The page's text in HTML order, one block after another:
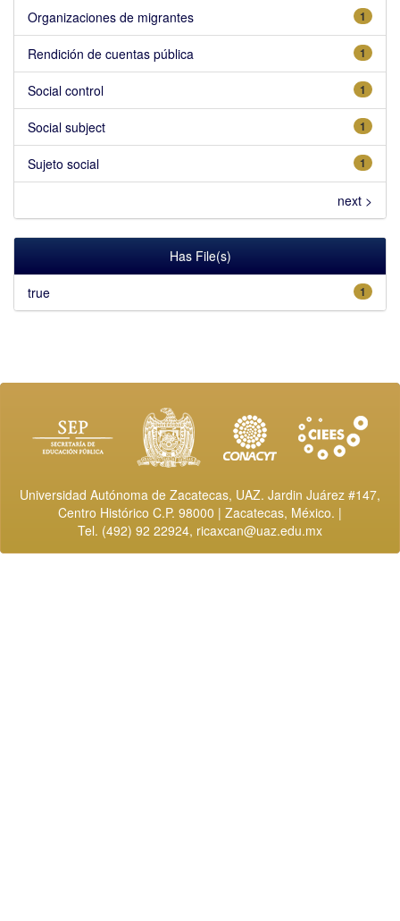
1
Organizaciones de migrantes
1
Rendición de cuentas pública
1
Social control
1
Social subject
1
Sujeto social
next >
Has File(s)
1
true
Universidad Autónoma de Zacatecas, UAZ. Jardin Juárez #147,
Centro Histórico C.P. 98000 | Zacatecas, México. |
Tel. (492) 92 22924, ricaxcan@uaz.edu.mx